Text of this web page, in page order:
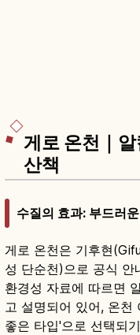
게로 온천｜
산책
수질의 효과: 부드러
게로 온천은 기후현
성 단순천)으로 공식 안
환경성 자료에 따르면
고 설명되어 있어, 온천
좋은 타입'으로 선택되